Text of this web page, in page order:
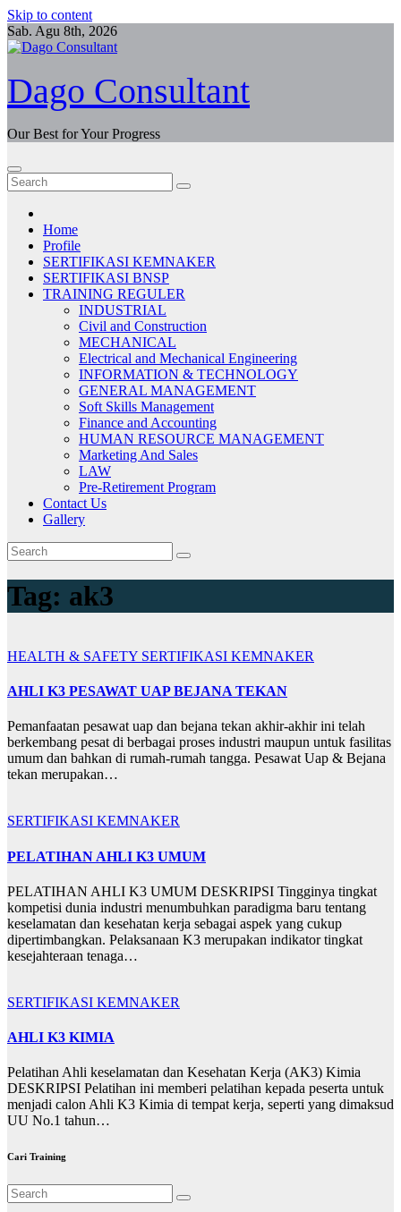
Skip to content
Sab. Agu 8th, 2026
Dago Consultant
Our Best for Your Progress
Home
Profile
SERTIFIKASI KEMNAKER
SERTIFIKASI BNSP
TRAINING REGULER
INDUSTRIAL
Civil and Construction
MECHANICAL
Electrical and Mechanical Engineering
INFORMATION & TECHNOLOGY
GENERAL MANAGEMENT
Soft Skills Management
Finance and Accounting
HUMAN RESOURCE MANAGEMENT
Marketing And Sales
LAW
Pre-Retirement Program
Contact Us
Gallery
Tag: ak3
HEALTH & SAFETY SERTIFIKASI KEMNAKER
AHLI K3 PESAWAT UAP BEJANA TEKAN
Pemanfaatan pesawat uap dan bejana tekan akhir-akhir ini telah
berkembang pesat di berbagai proses industri maupun untuk fasilitas
umum dan bahkan di rumah-rumah tangga. Pesawat Uap & Bejana
tekan merupakan…
SERTIFIKASI KEMNAKER
PELATIHAN AHLI K3 UMUM
PELATIHAN AHLI K3 UMUM DESKRIPSI Tingginya tingkat
kompetisi dunia industri menumbuhkan paradigma baru tentang
keselamatan dan kesehatan kerja sebagai aspek yang cukup
dipertimbangkan. Pelaksanaan K3 merupakan indikator tingkat
kesejahteraan tenaga…
SERTIFIKASI KEMNAKER
AHLI K3 KIMIA
Pelatihan Ahli keselamatan dan Kesehatan Kerja (AK3) Kimia
DESKRIPSI Pelatihan ini memberi pelatihan kepada peserta untuk
menjadi calon Ahli K3 Kimia di tempat kerja, seperti yang dimaksud
UU No.1 tahun…
Cari Training